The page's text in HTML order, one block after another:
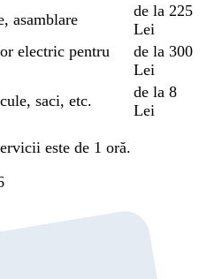
asamblare
de la 225
Lei
electric pentru
de la 300
Lei
saci, etc.
de la 8
Lei
este de 1 oră.